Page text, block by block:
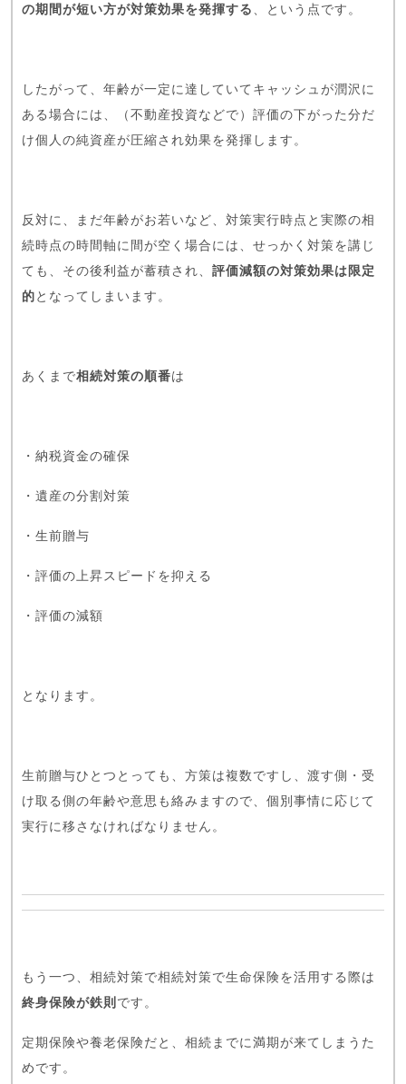
の期間が短い方が対策効果を発揮する 、という点です。
したがって、年齢が一定に達していてキャッシュが潤沢に
ある場合には、（不動産投資などで）評価の下がった分だ
け個人の純資産が圧縮され効果を発揮します。
反対に、まだ年齢がお若いなど、対策実行時点と実際の相
続時点の時間軸に間が空く場合には、せっかく対策を講じ
ても、その後利益が蓄積され、 評価減額の対策効果は限定
的 となってしまいます。
あくまで相続対策の順番は
・納税資金の確保
・遺産の分割対策
・生前贈与
・評価の上昇スピードを抑える
・評価の減額
となります。
生前贈与ひとつとっても、方策は複数ですし、渡す側・受
け取る側の年齢や意思も絡みますので、個別事情に応じて
実行に移さなければなりません。
もう一つ、相続対策で相続対策で生命保険を活用する際は
終身保険が鉄則 です。
定期保険や養老保険だと、相続までに満期が来てしまうた
めです。